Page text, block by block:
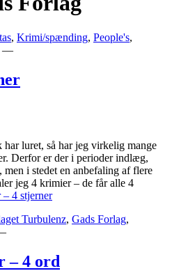
, Krimi/spænding, People's,
—
luret, så har jeg virkelig mange
Derfor er der i perioder indlæg,
i stedet en anbefaling af flere
jeg 4 krimier – de får alle 4
4 stjerner
Turbulenz, Gads Forlag,
– 4 ord